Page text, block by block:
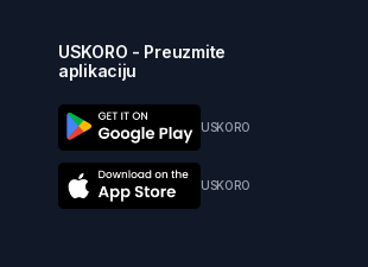
USKORO - Preuzmite
aplikaciju
USKORO
USKORO